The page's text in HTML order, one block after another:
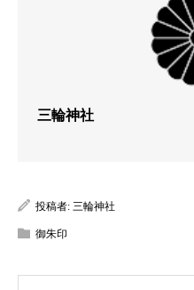
三輪神社
投稿者: 三輪神社
御朱印